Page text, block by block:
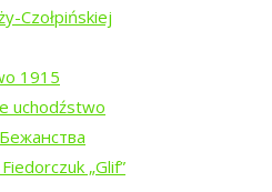
Czołpińskiej
1915
uchodźstwo
„Glif”